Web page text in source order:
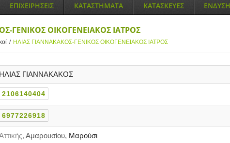
ΕΠΙΧΕΙΡΗΣΕΙΣ ΚΑΤΑΣΤΗΜΑΤΑ ΚΑΤΑΣΚΕΥΕΣ ΕΝΔΥΣΗ
ΓΕΝΙΚΟΣ ΟΙΚΟΓΕΝΕΙΑΚΟΣ ΙΑΤΡΟΣ
/ ΗΛΙΑΣ ΓΙΑΝΝΑΚΑΚΟΣ-ΓΕΝΙΚΟΣ ΟΙΚΟΓΕΝΕΙΑΚΟΣ ΙΑΤΡΟΣ
ΗΛΙΑΣ ΓΙΑΝΝΑΚΑΚΟΣ
2106140404
6977226918
Αμαρουσίου, Μαρούσι